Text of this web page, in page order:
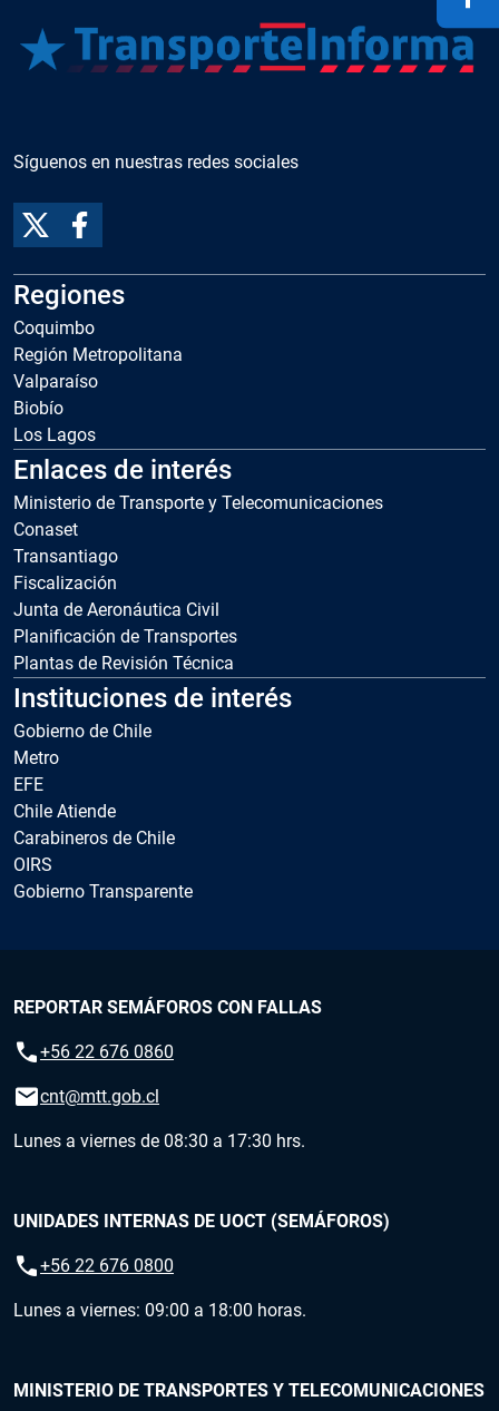
Síguenos en nuestras redes sociales
Regiones
Coquimbo
Región Metropolitana
Valparaíso
Biobío
Los Lagos
Enlaces de interés
Ministerio de Transporte y Telecomunicaciones
Conaset
Transantiago
Fiscalización
Junta de Aeronáutica Civil
Planificación de Transportes
Plantas de Revisión Técnica
Instituciones de interés
Gobierno de Chile
Metro
EFE
Chile Atiende
Carabineros de Chile
OIRS
Gobierno Transparente
REPORTAR SEMÁFOROS CON FALLAS
call+56 22 676 0860
emailcnt@mtt.gob.cl
Lunes a viernes de 08:30 a 17:30 hrs.
UNIDADES INTERNAS DE UOCT (SEMÁFOROS)
call+56 22 676 0800
Lunes a viernes: 09:00 a 18:00 horas.
MINISTERIO DE TRANSPORTES Y TELECOMUNICACIONES